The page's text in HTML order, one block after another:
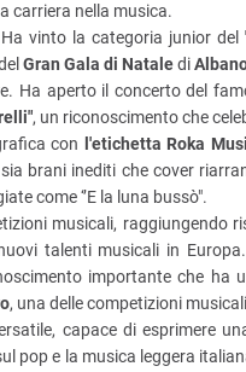
carriera nella musica.
vinto la categoria junior del
Gran Gala di Nataledi
Ha aperto il concerto del
, un riconoscimento che
con
l'etichetta Roka
brani inediti che cover
come ‘’E la luna bussò".
musicali, raggiungendo
talenti musicali in
importante che ha
, una delle competizioni
capace di esprimere
pop e la musica leggera